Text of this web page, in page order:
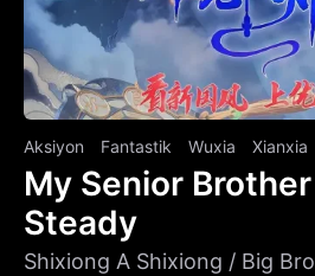
Aksiyon Fantastik Wuxia Xianxia
My Senior
Steady
Shixiong A Shixiong / Big